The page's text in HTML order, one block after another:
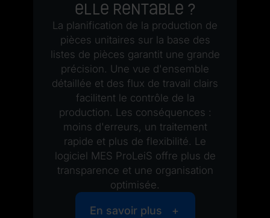
elle rentable ?
La planification de la production de
pièces unitaires sur la base des
listes de pièces garantit une grande
précision. Une vue d'ensemble
détaillée et des flux de travail clairs
facilitent le contrôle de la
production. Les conséquences :
moins d'erreurs, un traitement
rapide et plus de flexibilité. Le
logiciel MES ProLeiS offre plus de
transparence et une organisation
optimisée.
En savoir plus